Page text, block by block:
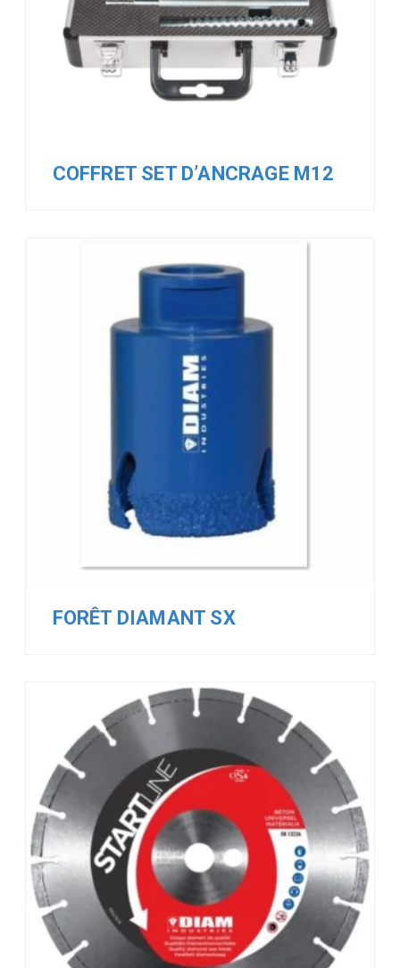
COFFRET SET D’ANCRAGE M12
FORÊT DIAMANT SX